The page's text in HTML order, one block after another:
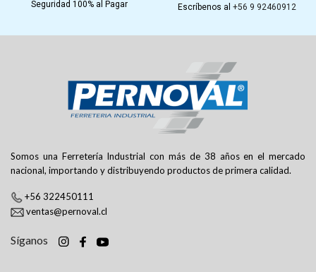
Seguridad 100% al Pagar Escríbenos al +56 9 92460912
Somos una Ferretería Industrial con más de 38 años en el mercado
nacional, importando y distribuyendo productos de primera calidad.
+56 322450111
ventas@pernoval.cl
Síganos